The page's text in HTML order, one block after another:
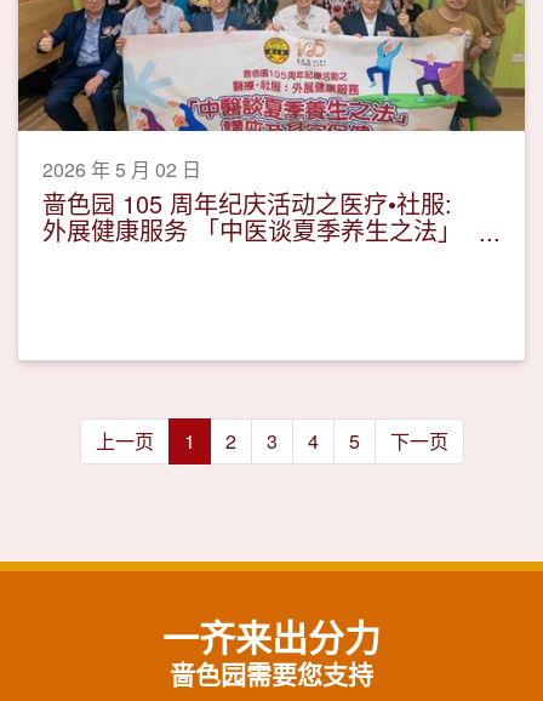
2026 年 5 月 02 日
啬色园 105 周年纪庆活动之医疗•社服:
外展健康服务 「中医谈夏季养生之法」
上一页 1 2 3 4 5 下一页
一齐来出分力
啬色园需要您支持